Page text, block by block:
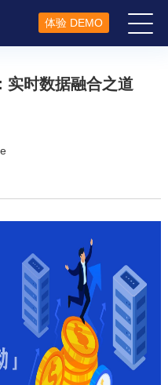
体验 DEMO
时数据融合之道